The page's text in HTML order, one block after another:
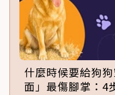
什麼時候要給狗
面」最傷腳掌：4